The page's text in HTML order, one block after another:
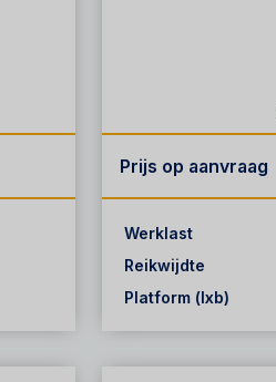
Prijs op aanvraag
Werklast
Reikwijdte
Platform (lxb)